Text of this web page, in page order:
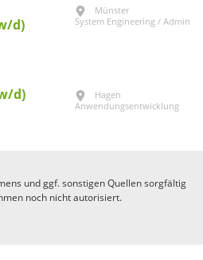
d)
Münster
System Engineering / Admin
d)
Hagen
Anwendungsentwicklung
und ggf. sonstigen Quellen sorgfältig
noch nicht autorisiert.